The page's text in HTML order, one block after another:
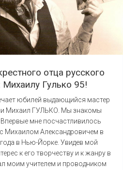
отца русского
Михаилу Гулько 95!
юбилей выдающийся мастер
Михаил ГУЛЬКО. Мы знакомы
Впервые мне посчастливилось
Михаилом Александровичем в
года в Нью-Йорке. Увидев мой
к его творчеству и к жанру в
моим учителем и проводником